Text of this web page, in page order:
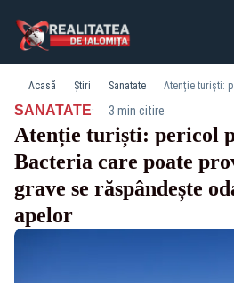
Acasă Știri Sanatate
SANATATE· 3 min citire
Atenție turiști: pericol
Bacteria care poate
grave se răspândește
apelor